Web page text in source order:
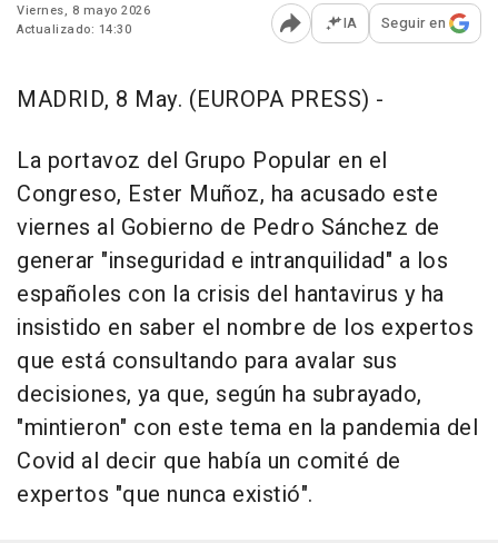
Viernes, 8 mayo 2026
Actualizado: 14:30
Abrir opciones para
IA Seguir en
MADRID, 8 May. (EUROPA PRESS) -
La portavoz del Grupo Popular en el
Congreso, Ester Muñoz, ha acusado este
viernes al Gobierno de Pedro Sánchez de
generar "inseguridad e intranquilidad" a los
españoles con la crisis del hantavirus y ha
insistido en saber el nombre de los expertos
que está consultando para avalar sus
decisiones, ya que, según ha subrayado,
"mintieron" con este tema en la pandemia del
Covid al decir que había un comité de
expertos "que nunca existió".